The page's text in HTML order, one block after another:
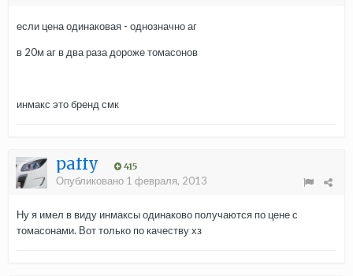
если цена одинаковая - однозначно аг
в 20м аг в два раза дороже томасонов
инмакс это бренд смк
paffy 415
Опубликовано 1 февраля, 2013
Ну я имел в виду инмаксы одинаково получаются по цене с
томасонами. Вот только по качеству хз